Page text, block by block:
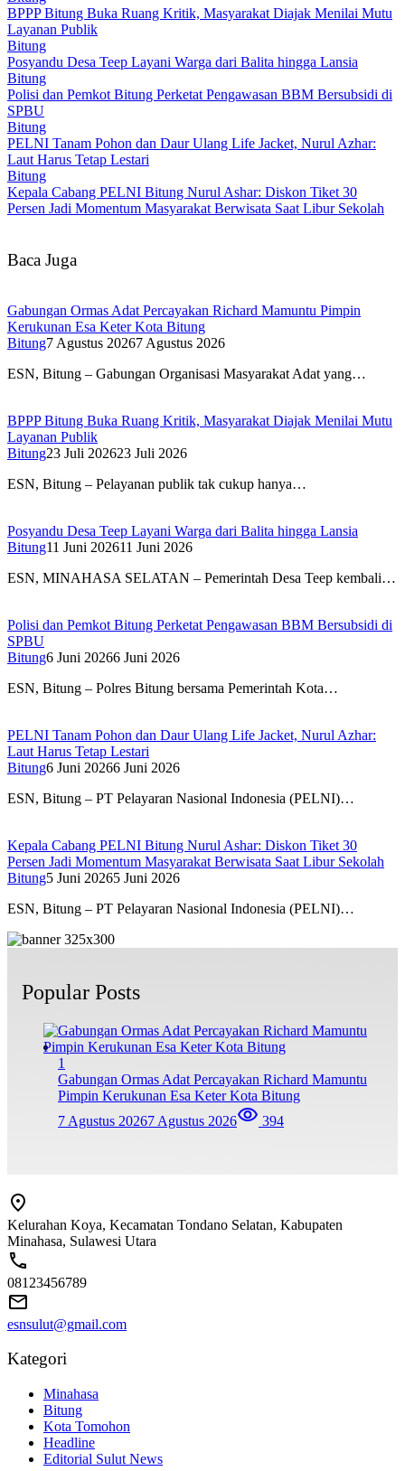
BPPP Bitung Buka Ruang Kritik, Masyarakat Diajak Menilai Mutu
Layanan Publik
Bitung
Posyandu Desa Teep Layani Warga dari Balita hingga Lansia
Bitung
Polisi dan Pemkot Bitung Perketat Pengawasan BBM Bersubsidi di
SPBU
Bitung
PELNI Tanam Pohon dan Daur Ulang Life Jacket, Nurul Azhar:
Laut Harus Tetap Lestari
Bitung
Kepala Cabang PELNI Bitung Nurul Ashar: Diskon Tiket 30
Persen Jadi Momentum Masyarakat Berwisata Saat Libur Sekolah
Baca Juga
Gabungan Ormas Adat Percayakan Richard Mamuntu Pimpin
Kerukunan Esa Keter Kota Bitung
Bitung7 Agustus 20267 Agustus 2026
ESN, Bitung – Gabungan Organisasi Masyarakat Adat yang…
BPPP Bitung Buka Ruang Kritik, Masyarakat Diajak Menilai Mutu
Layanan Publik
Bitung23 Juli 202623 Juli 2026
ESN, Bitung – Pelayanan publik tak cukup hanya…
Posyandu Desa Teep Layani Warga dari Balita hingga Lansia
Bitung11 Juni 202611 Juni 2026
ESN, MINAHASA SELATAN – Pemerintah Desa Teep kembali…
Polisi dan Pemkot Bitung Perketat Pengawasan BBM Bersubsidi di
SPBU
Bitung6 Juni 20266 Juni 2026
ESN, Bitung – Polres Bitung bersama Pemerintah Kota…
PELNI Tanam Pohon dan Daur Ulang Life Jacket, Nurul Azhar:
Laut Harus Tetap Lestari
Bitung6 Juni 20266 Juni 2026
ESN, Bitung – PT Pelayaran Nasional Indonesia (PELNI)…
Kepala Cabang PELNI Bitung Nurul Ashar: Diskon Tiket 30
Persen Jadi Momentum Masyarakat Berwisata Saat Libur Sekolah
Bitung5 Juni 20265 Juni 2026
ESN, Bitung – PT Pelayaran Nasional Indonesia (PELNI)…
Popular Posts
1
Gabungan Ormas Adat Percayakan Richard Mamuntu
Pimpin Kerukunan Esa Keter Kota Bitung
7 Agustus 20267 Agustus 2026 394
Kelurahan Koya, Kecamatan Tondano Selatan, Kabupaten
Minahasa, Sulawesi Utara
08123456789
esnsulut@gmail.com
Kategori
Minahasa
Bitung
Kota Tomohon
Headline
Editorial Sulut News